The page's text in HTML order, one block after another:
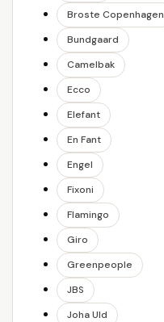
Broste Copenhagen
Bundgaard
Camelbak
Ecco
Elefant
En Fant
Engel
Fixoni
Flamingo
Giro
Greenpeople
JBS
Joha Uld